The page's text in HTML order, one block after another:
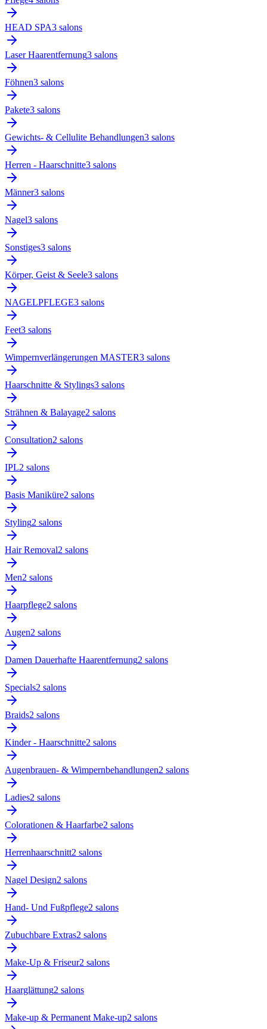
HEAD SPA3 salons
Laser Haarentfernung3 salons
Föhnen3 salons
Pakete3 salons
Gewichts- & Cellulite Behandlungen3 salons
Herren - Haarschnitte3 salons
Männer3 salons
Nagel3 salons
Sonstiges3 salons
Körper, Geist & Seele3 salons
NAGELPFLEGE3 salons
Feet3 salons
Wimpernverlängerungen MASTER3 salons
Haarschnitte & Stylings3 salons
Strähnen & Balayage2 salons
Consultation2 salons
IPL2 salons
Basis Maniküre2 salons
Styling2 salons
Hair Removal2 salons
Men2 salons
Haarpflege2 salons
Augen2 salons
Damen Dauerhafte Haarentfernung2 salons
Specials2 salons
Braids2 salons
Kinder - Haarschnitte2 salons
Augenbrauen- & Wimpernbehandlungen2 salons
Ladies2 salons
Colorationen & Haarfarbe2 salons
Herrenhaarschnitt2 salons
Nagel Design2 salons
Hand- Und Fußpflege2 salons
Zubuchbare Extras2 salons
Make-Up & Friseur2 salons
Haarglättung2 salons
Make-up & Permanent Make-up2 salons